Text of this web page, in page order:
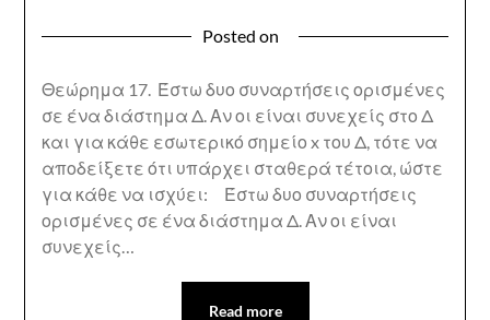
Posted on
Θεώρημα 17. Έστω δυο συναρτήσεις ορισμένες
σε ένα διάστημα Δ. Αν οι είναι συνεχείς στο Δ
και για κάθε εσωτερικό σημείο x του Δ, τότε να
αποδείξετε ότι υπάρχει σταθερά τέτοια, ώστε
για κάθε να ισχύει: Έστω δυο συναρτήσεις
ορισμένες σε ένα διάστημα Δ. Αν οι είναι
συνεχείς…
Read more